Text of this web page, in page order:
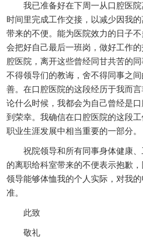
我已准备好在下周一从口腔医
时间里完成工作交接，以减少因我
带来的不便。能为医院效力的日子
会把好自己最后一班岗，做好工作
腔医院，离开这些曾经同甘共苦的
不得领导们的教诲，舍不得同事之
善。在口腔医院的这段经历于我而
论什么时候，我都会为自己曾经是
到荣幸。我确信在口腔医院的这段
职业生涯发展中相当重要的一部分。
祝院领导和所有同事身体健康
的离职给科室带来的不便表示抱歉
领导能够体恤我的个人实际，对我
准。
此致
敬礼